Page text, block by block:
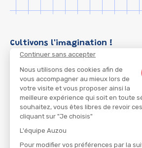
Continuer sans accepter
Nous utilisons des cookies afin de
vous accompagner au mieux lors de
votre visite et vous proposer ainsi la
meilleure expérience qui soit en toute
souhaitez, vous êtes libres de revoir
cliquant sur "Je choisis"
L'équipe Auzou
Pour modifier vos préférences par la
Cultivons l'imagination !